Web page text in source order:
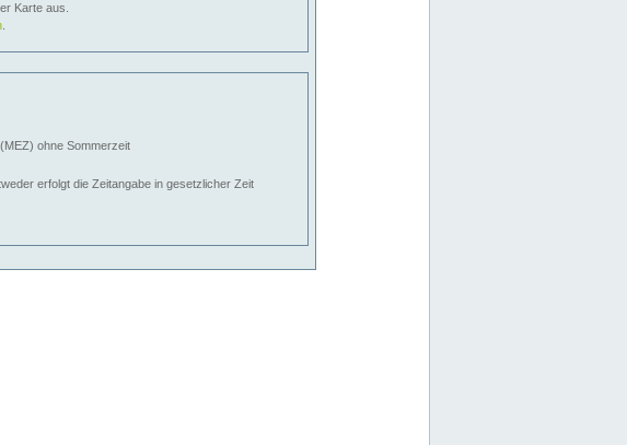
Karte aus.
ohne Sommerzeit
erfolgt die Zeitangabe in gesetzlicher Zeit